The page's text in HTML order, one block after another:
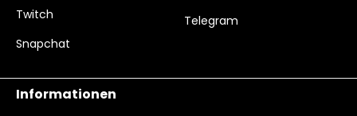
Twitch
Snapchat
Telegram
Informationen